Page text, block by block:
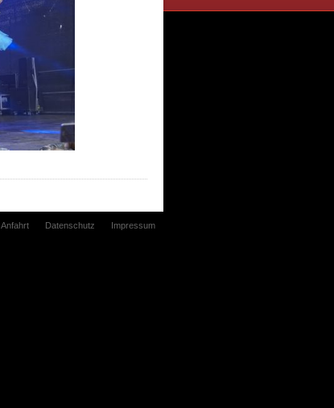
Anfahrt Datenschutz Impressum